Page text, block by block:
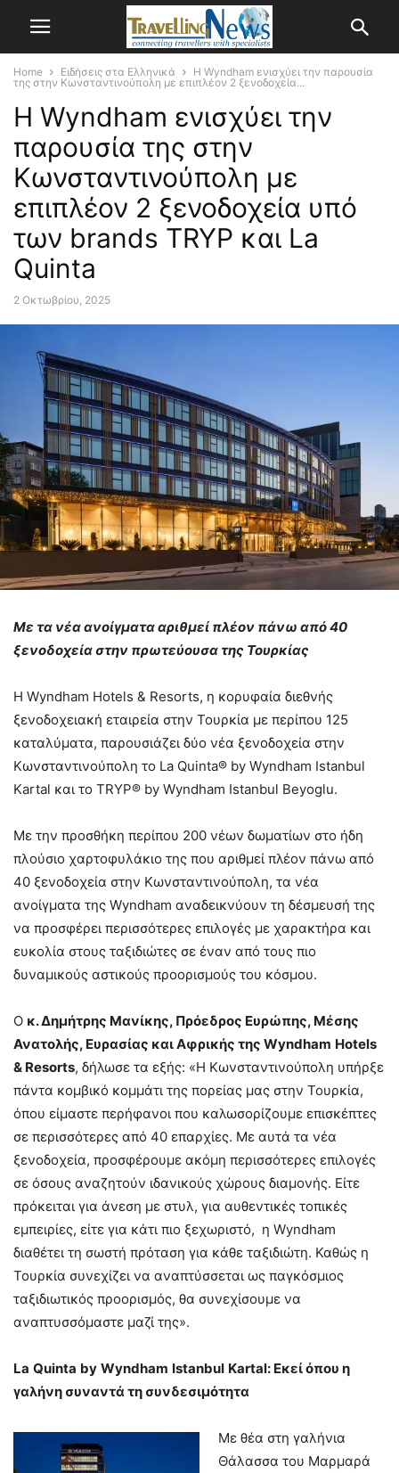
Home Ειδήσεις στα Ελληνικά
Η Wyndham ενισχύει την παρουσία
της στην Κωνσταντινούπολη με επιπλέον 2 ξενοδοχεία...
Η Wyndham ενισχύει την
παρουσία της στην
Κωνσταντινούπολη με
επιπλέον 2 ξενοδοχεία υπό
των brands TRYP και La
Quinta
2 Οκτωβρίου, 2025
Με τα νέα ανοίγματα αριθμεί πλέον πάνω από 40
ξενοδοχεία στην πρωτεύουσα της Τουρκίας
Η Wyndham Hotels & Resorts, η κορυφαία διεθνής
ξενοδοχειακή εταιρεία στην Τουρκία με περίπου 125
καταλύματα, παρουσιάζει δύο νέα ξενοδοχεία στην
Κωνσταντινούπολη το La Quinta® by Wyndham Istanbul
Kartal και το TRYP® by Wyndham Istanbul Beyoglu.
Με την προσθήκη περίπου 200 νέων δωματίων στο ήδη
πλούσιο χαρτοφυλάκιο της που αριθμεί πλέον πάνω από
40 ξενοδοχεία στην Κωνσταντινούπολη, τα νέα
ανοίγματα της Wyndham αναδεικνύουν τη δέσμευσή της
να προσφέρει περισσότερες επιλογές με χαρακτήρα και
ευκολία στους ταξιδιώτες σε έναν από τους πιο
δυναμικούς αστικούς προορισμούς του κόσμου.
Ο κ. Δημήτρης Μανίκης, Πρόεδρος Ευρώπης, Μέσης
Ανατολής, Ευρασίας και Αφρικής της Wyndham Hotels
& Resorts, δήλωσε τα εξής: «Η Κωνσταντινούπολη υπήρξε
πάντα κομβικό κομμάτι της πορείας μας στην Τουρκία,
όπου είμαστε περήφανοι που καλωσορίζουμε επισκέπτες
σε περισσότερες από 40 επαρχίες. Με αυτά τα νέα
ξενοδοχεία, προσφέρουμε ακόμη περισσότερες επιλογές
σε όσους αναζητούν ιδανικούς χώρους διαμονής. Είτε
πρόκειται για άνεση με στυλ, για αυθεντικές τοπικές
εμπειρίες, είτε για κάτι πιο ξεχωριστό, η Wyndham
διαθέτει τη σωστή πρόταση για κάθε ταξιδιώτη. Καθώς η
Τουρκία συνεχίζει να αναπτύσσεται ως παγκόσμιος
ταξιδιωτικός προορισμός, θα συνεχίσουμε να
αναπτυσσόμαστε μαζί της».
La Quinta by Wyndham Istanbul Kartal: Εκεί όπου η
γαλήνη συναντά τη συνδεσιμότητα
Με θέα στη γαλήνια
Θάλασσα του Μαρμαρά